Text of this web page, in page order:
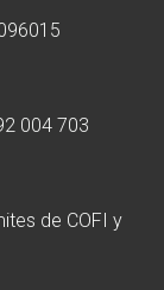
004 703
de COFI y